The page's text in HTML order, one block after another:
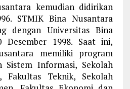
kemudian didirikan
STMIK Bina Nusantara
dengan Universitas Bina
Desember 1998. Saat ini,
memiliki program
Sistem Informasi, Sekolah
Fakultas Teknik, Sekolah